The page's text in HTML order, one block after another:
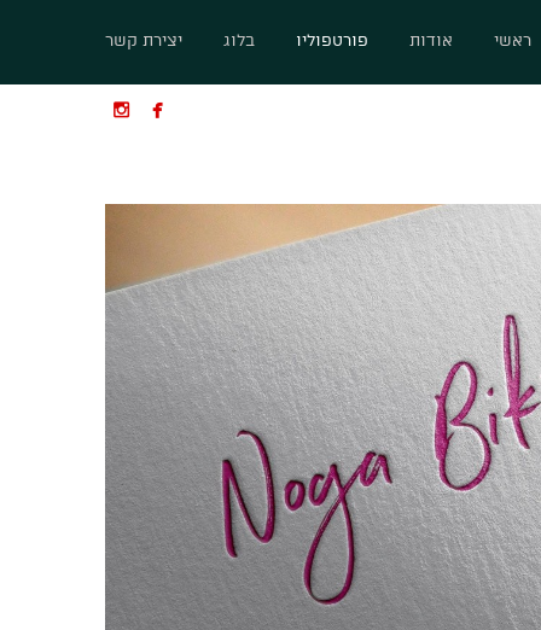
ראשי אודות פורטפוליו בלוג יצירת קשר

